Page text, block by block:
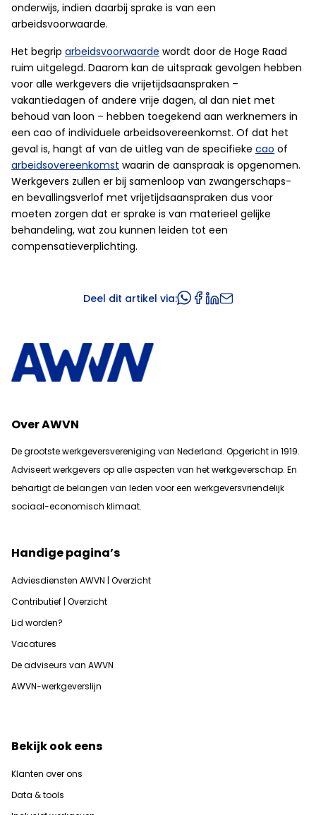
onderwijs, indien daarbij sprake is van een
arbeidsvoorwaarde.
Het begrip arbeidsvoorwaarde wordt door de Hoge Raad
ruim uitgelegd. Daarom kan de uitspraak gevolgen hebben
voor alle werkgevers die vrijetijdsaanspraken –
vakantiedagen of andere vrije dagen, al dan niet met
behoud van loon – hebben toegekend aan werknemers in
een cao of individuele arbeidsovereenkomst. Of dat het
geval is, hangt af van de uitleg van de specifieke cao of
arbeidsovereenkomst waarin de aanspraak is opgenomen.
Werkgevers zullen er bij samenloop van zwangerschaps-
en bevallingsverlof met vrijetijdsaanspraken dus voor
moeten zorgen dat er sprake is van materieel gelijke
behandeling, wat zou kunnen leiden tot een
compensatieverplichting.
Deel dit artikel via:
Over AWVN
De grootste werkgeversvereniging van Nederland. Opgericht in 1919.
Adviseert werkgevers op alle aspecten van het werkgeverschap. En
behartigt de belangen van leden voor een werkgeversvriendelijk
sociaal-economisch klimaat.
Handige pagina’s
Adviesdiensten AWVN | Overzicht
Contributief | Overzicht
Lid worden?
Vacatures
De adviseurs van AWVN
AWVN-werkgeverslijn
Bekijk ook eens
Klanten over ons
Data & tools